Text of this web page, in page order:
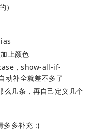
）
上颜色
，show-all-if-
动补全就差不多了
几条，再自己定义几个
多多补充 :)